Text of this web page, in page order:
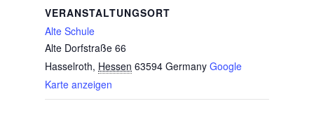
VERANSTALTUNGSORT
Alte Schule
Alte Dorfstraße 66
Hasselroth, Hessen 63594 Germany Google
Karte anzeigen